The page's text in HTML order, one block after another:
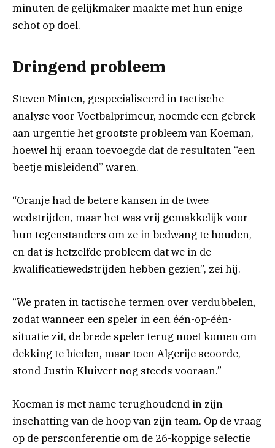
minuten de gelijkmaker maakte met hun enige
schot op doel.
Dringend probleem
Steven Minten, gespecialiseerd in tactische
analyse voor Voetbalprimeur, noemde een gebrek
aan urgentie het grootste probleem van Koeman,
hoewel hij eraan toevoegde dat de resultaten “een
beetje misleidend” waren.
“Oranje had de betere kansen in de twee
wedstrijden, maar het was vrij gemakkelijk voor
hun tegenstanders om ze in bedwang te houden,
en dat is hetzelfde probleem dat we in de
kwalificatiewedstrijden hebben gezien”, zei hij.
“We praten in tactische termen over verdubbelen,
zodat wanneer een speler in een één-op-één-
situatie zit, de brede speler terug moet komen om
dekking te bieden, maar toen Algerije scoorde,
stond Justin Kluivert nog steeds vooraan.”
Koeman is met name terughoudend in zijn
inschatting van de hoop van zijn team. Op de vraag
op de persconferentie om de 26-koppige selectie